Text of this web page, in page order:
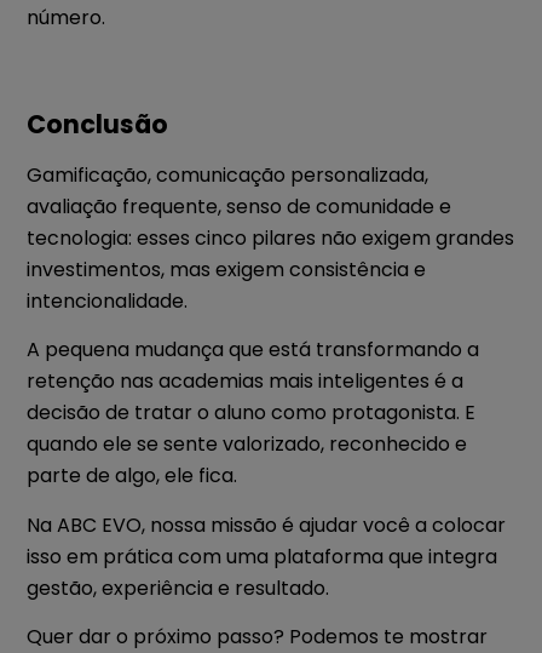
número.
Conclusão
Gamificação, comunicação personalizada,
avaliação frequente, senso de comunidade e
tecnologia: esses cinco pilares não exigem grandes
investimentos, mas exigem consistência e
intencionalidade.
A pequena mudança que está transformando a
retenção nas academias mais inteligentes é a
decisão de tratar o aluno como protagonista. E
quando ele se sente valorizado, reconhecido e
parte de algo, ele fica.
Na ABC EVO, nossa missão é ajudar você a colocar
isso em prática com uma plataforma que integra
gestão, experiência e resultado.
Quer dar o próximo passo? Podemos te mostrar